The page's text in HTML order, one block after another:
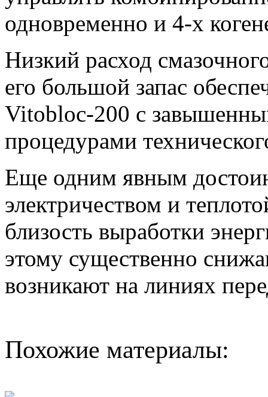
одновременно и 4-х
Низкий расход
его большой запас
Vitobloc-200 с
процедурами
Еще одним явным
электричеством и
близость выработки
этому существенно
возникают на линиях
Похожие материалы: